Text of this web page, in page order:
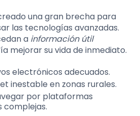
una gran brecha para
las tecnologías avanzadas.
a información útil
mejorar su vida de inmediato.
electrónicos adecuados.
inestable en zonas rurales.
por plataformas
complejas.